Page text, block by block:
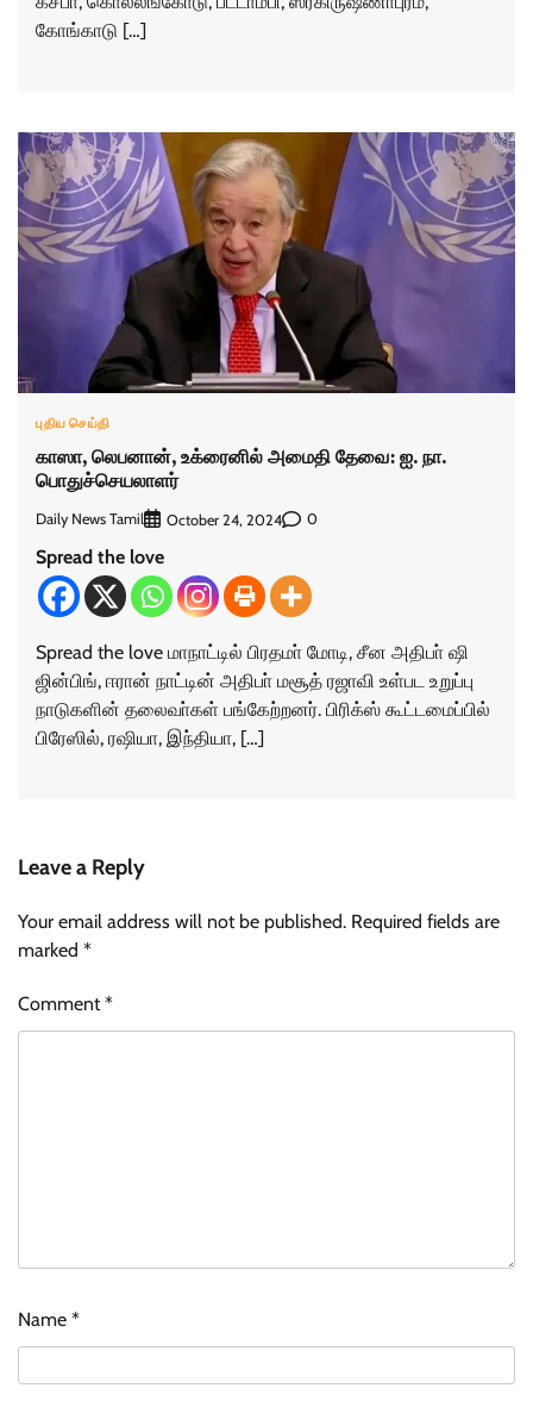
கோங்காடு […]
புதிய செய்தி
காஸா, லெபனான், உக்ரைனில் அமைதி தேவை: ஐ. நா.
பொதுச்செயலாளர்
Daily News Tamil October 24, 2024 0
Spread the love
Spread the love மாநாட்டில் பிரதமா் மோடி, சீன அதிபா் ஷி
ஜின்பிங், ஈரான் நாட்டின் அதிபா் மசூத் ரஜாவி உள்பட உறுப்பு
நாடுகளின் தலைவா்கள் பங்கேற்றனர். பிரிக்ஸ் கூட்டமைப்பில்
பிரேஸில், ரஷியா, இந்தியா, […]
Leave a Reply
Your email address will not be published. Required fields are
marked *
Comment*
Name *